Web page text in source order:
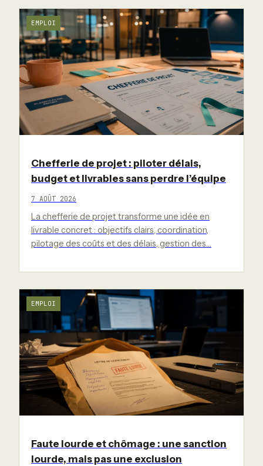
EMPLOI
Chefferie de projet : piloter délais,
budget et livrables sans perdre l’équipe
7 AOÛT 2026
La chefferie de projet transforme une idée en
livrable concret : objectifs clairs, coordination,
pilotage des coûts et des délais, gestion des…
EMPLOI
Faute lourde et chômage : une sanction
lourde, mais pas une exclusion